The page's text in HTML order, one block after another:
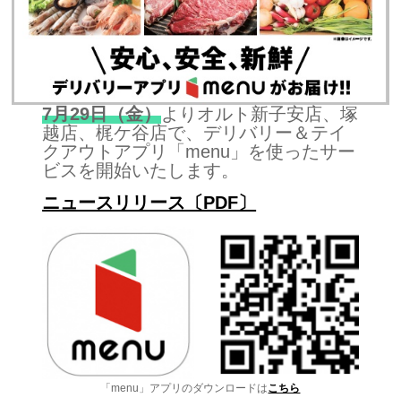
7月29日（金）よりオルト新子安店、塚
越店、梶ケ谷店で、デリバリー＆テイ
クアウトアプリ「menu」を使ったサー
ビスを開始いたします。
ニュースリリース〔PDF〕
「menu」アプリのダウンロードはこちら